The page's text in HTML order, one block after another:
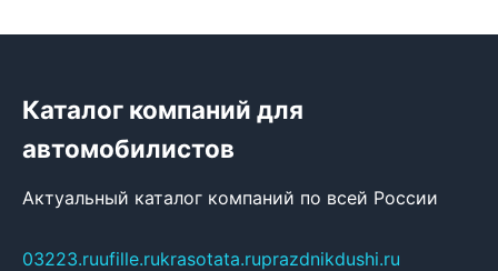
Каталог компаний для
автомобилистов
Актуальный каталог компаний по всей России
03223.ruufille.rukrasotata.ruprazdnikdushi.ru